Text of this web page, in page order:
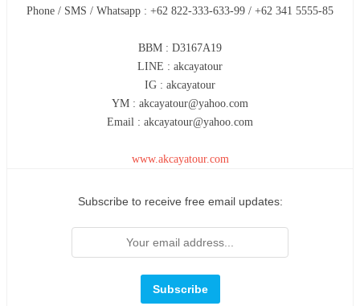
Phone / SMS / Whatsapp : +62 822-333-633-99 / +62 341 5555-85
BBM : D3167A19
LINE : akcayatour
IG : akcayatour
YM : akcayatour@yahoo.com
Email : akcayatour@yahoo.com
www.akcayatour.com
Subscribe to receive free email updates: